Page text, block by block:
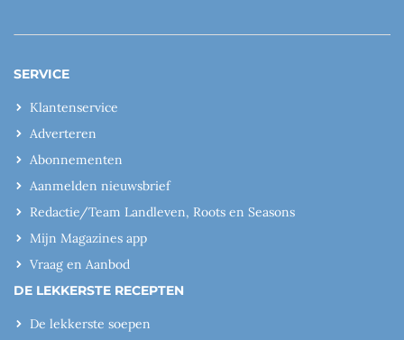
SERVICE
Klantenservice
Adverteren
Abonnementen
Aanmelden nieuwsbrief
Redactie/Team Landleven, Roots en Seasons
Mijn Magazines app
Vraag en Aanbod
DE LEKKERSTE RECEPTEN
De lekkerste soepen